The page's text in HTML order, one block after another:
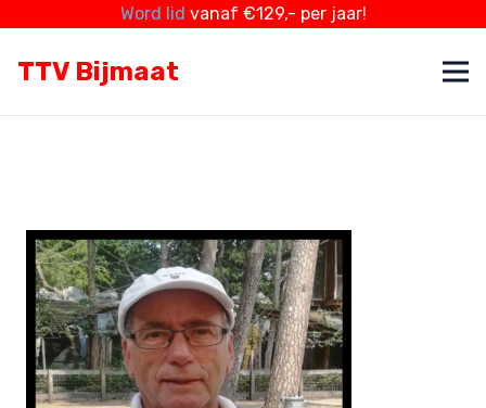
Word lid vanaf €129,- per jaar!
TTV Bijmaat